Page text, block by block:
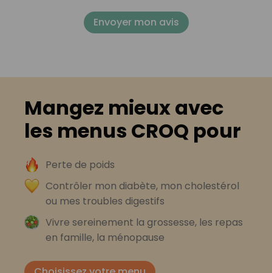
Envoyer mon avis
Mangez mieux avec
les menus CROQ pour
Perte de poids
Contrôler mon diabète, mon cholestérol
ou mes troubles digestifs
Vivre sereinement la grossesse, les repas
en famille, la ménopause